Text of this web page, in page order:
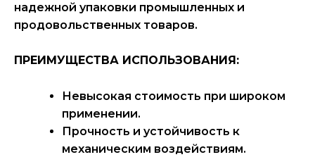
надежной упаковки промышленных и
продовольственных товаров.
ПРЕИМУЩЕСТВА ИСПОЛЬЗОВАНИЯ:
Невысокая стоимость при широком
применении.
Прочность и устойчивость к
механическим воздействиям.